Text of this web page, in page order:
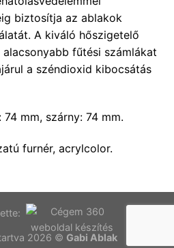
biztosítja az ablakok
A kiváló hőszigetelő
fűtési számlákat
a széndioxid kibocsátás
mm, szárny: 74 mm.
furnér, acrylcolor.
2026 © Gabi Ablak